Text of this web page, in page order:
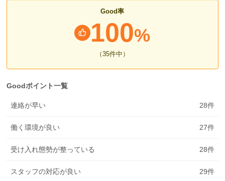
Good率
100%
（35件中 ）
Goodポイント一覧
連絡が早い 28件
働く環境が良い 27件
受け入れ態勢が整っている 28件
スタッフの対応が良い 29件